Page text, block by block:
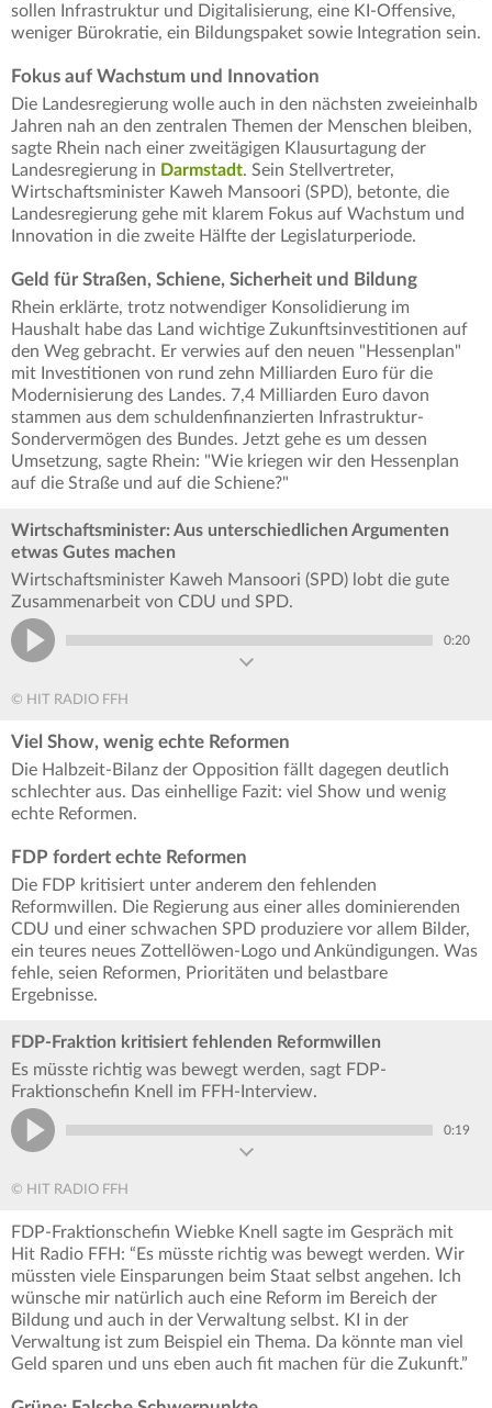
sollen Infrastruktur und Digitalisierung, eine KI-Offensive,
weniger Bürokratie, ein Bildungspaket sowie Integration sein.
Fokus auf Wachstum und Innovation
Die Landesregierung wolle auch in den nächsten zweieinhalb
Jahren nah an den zentralen Themen der Menschen bleiben,
sagte Rhein nach einer zweitägigen Klausurtagung der
Landesregierung in Darmstadt. Sein Stellvertreter,
Wirtschaftsminister Kaweh Mansoori (SPD), betonte, die
Landesregierung gehe mit klarem Fokus auf Wachstum und
Innovation in die zweite Hälfte der Legislaturperiode.
Geld für Straßen, Schiene, Sicherheit und Bildung
Rhein erklärte, trotz notwendiger Konsolidierung im
Haushalt habe das Land wichtige Zukunftsinvestitionen auf
den Weg gebracht. Er verwies auf den neuen "Hessenplan"
mit Investitionen von rund zehn Milliarden Euro für die
Modernisierung des Landes. 7,4 Milliarden Euro davon
stammen aus dem schuldenfinanzierten Infrastruktur-
Sondervermögen des Bundes. Jetzt gehe es um dessen
Umsetzung, sagte Rhein: "Wie kriegen wir den Hessenplan
auf die Straße und auf die Schiene?"
Wirtschaftsminister: Aus unterschiedlichen Argumenten
etwas Gutes machen
Wirtschaftsminister Kaweh Mansoori (SPD) lobt die gute
Zusammenarbeit von CDU und SPD.
0:20
© HIT RADIO FFH
Viel Show, wenig echte Reformen
Die Halbzeit-Bilanz der Opposition fällt dagegen deutlich
schlechter aus. Das einhellige Fazit: viel Show und wenig
echte Reformen.
FDP fordert echte Reformen
Die FDP kritisiert unter anderem den fehlenden
Reformwillen. Die Regierung aus einer alles dominierenden
CDU und einer schwachen SPD produziere vor allem Bilder,
ein teures neues Zottellöwen-Logo und Ankündigungen. Was
fehle, seien Reformen, Prioritäten und belastbare
Ergebnisse.
FDP-Fraktion kritisiert fehlenden Reformwillen
Es müsste richtig was bewegt werden, sagt FDP-
Fraktionschefin Knell im FFH-Interview.
0:19
© HIT RADIO FFH
FDP-Fraktionschefin Wiebke Knell sagte im Gespräch mit
Hit Radio FFH: “Es müsste richtig was bewegt werden. Wir
müssten viele Einsparungen beim Staat selbst angehen. Ich
wünsche mir natürlich auch eine Reform im Bereich der
Bildung und auch in der Verwaltung selbst. KI in der
Verwaltung ist zum Beispiel ein Thema. Da könnte man viel
Geld sparen und uns eben auch fit machen für die Zukunft.”